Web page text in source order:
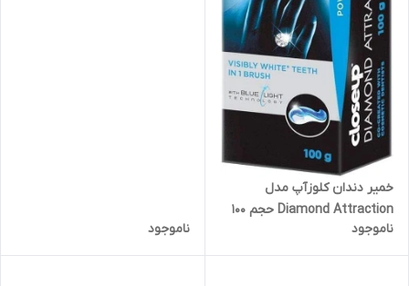
خمیر دندان کلوزآپ مدل
Diamond Attraction حجم 100
گرم
ناموجود ناموجود